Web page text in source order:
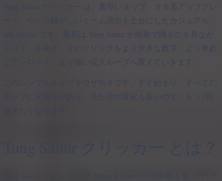
Tung Sahur クリッカー は、素早いタップ、ネタ系アップグレ
ード、やたら騒がしいミーム演出を土台にしたカジュアル
idle clicker です。最初は Tung Sahur が街角で踊るのを見なが
らコインを稼ぎ、そのクリックをより大きな数字、より奇妙
なアンロック、より強い収入ループへ変えていきます。
このシンプルさがブラウザ向きです。すぐ始まり、すべての
タップに見返りがあり、見た目の変化も多いので、もう1回